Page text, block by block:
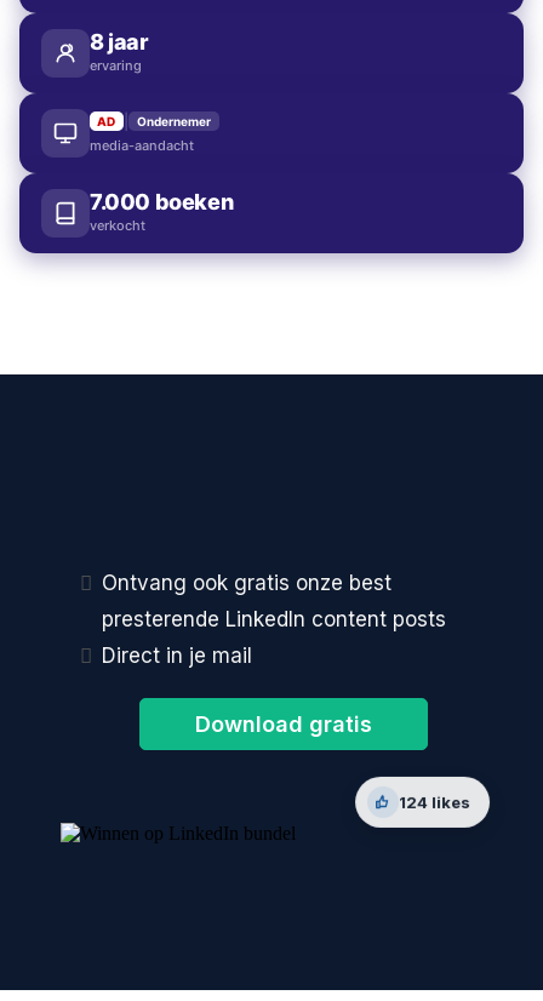
8jaar
ervaring
AD | Ondernemer
media-aandacht
7.000 boeken
verkocht
Ontvang ook gratis onze best
presterende LinkedIn content posts
Direct in je mail
Download gratis
124 likes